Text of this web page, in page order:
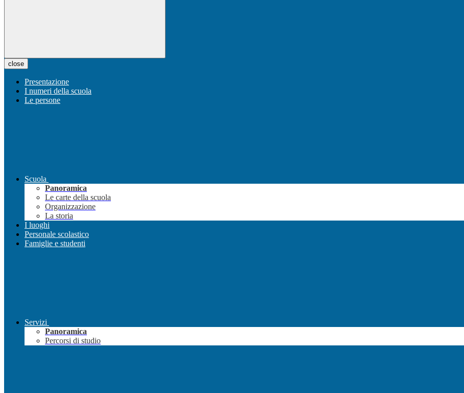
close
Presentazione
I numeri della scuola
Le persone
Scuola
Panoramica
Le carte della scuola
Organizzazione
La storia
I luoghi
Personale scolastico
Famiglie e studenti
Servizi
Panoramica
Percorsi di studio